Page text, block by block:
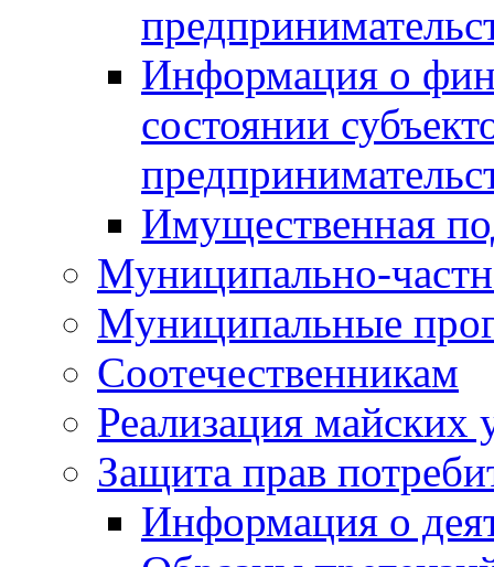
Информация о
состоянии
Имущественная
Муниципально-
Муниципальные
Соотечественникам
Реализация майских
Защита прав
Информация о